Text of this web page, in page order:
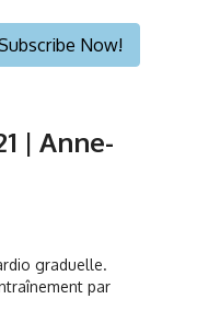
Now!
| Anne-
graduelle.
par